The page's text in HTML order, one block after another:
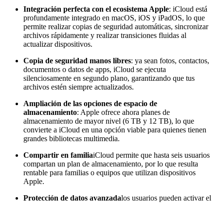
Integración perfecta con el ecosistema Apple: iCloud está
profundamente integrado en macOS, iOS y iPadOS, lo que
permite realizar copias de seguridad automáticas, sincronizar
archivos rápidamente y realizar transiciones fluidas al
actualizar dispositivos.
Copia de seguridad manos libres: ya sean fotos, contactos,
documentos o datos de apps, iCloud se ejecuta
silenciosamente en segundo plano, garantizando que tus
archivos estén siempre actualizados.
Ampliación de las opciones de espacio de
almacenamiento: Apple ofrece ahora planes de
almacenamiento de mayor nivel (6 TB y 12 TB), lo que
convierte a iCloud en una opción viable para quienes tienen
grandes bibliotecas multimedia.
Compartir en familiaiCloud permite que hasta seis usuarios
compartan un plan de almacenamiento, por lo que resulta
rentable para familias o equipos que utilizan dispositivos
Apple.
Protección de datos avanzadalos usuarios pueden activar el